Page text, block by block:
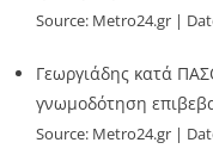
Source: Metro24.gr
Γεωργιάδης κατά
γνωμοδότηση
Source: Metro24.gr